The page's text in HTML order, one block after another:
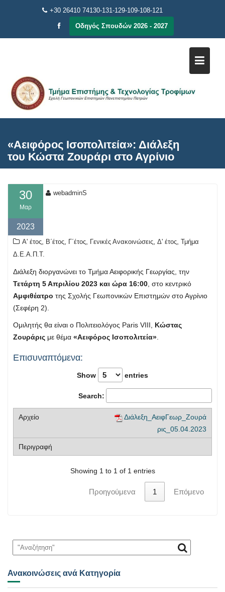
+30 26410 74130-131-129-109-108-121
Οδηγός Σπουδών 2026 - 2027
«Αειφόρος Ισοπολιτεία»: Διάλεξη
του Κώστα Ζουράρι στο Αγρίνιο
30
Μαρ
2023
webadminS
Α' έτος, Β΄έτος, Γ΄έτος, Γενικές Ανακοινώσεις, Δ' έτος, Τμήμα
Δ.Ε.Α.Π.Τ.
Διάλεξη διοργανώνει το Τμήμα Αειφορικής Γεωργίας, την
Τετάρτη 5 Απριλίου 2023 και ώρα 16:00, στο κεντρικό
Αμφιθέατρο της Σχολής Γεωπονικών Επιστημών στο Αγρίνιο
(Σεφέρη 2).
Ομιλητής θα είναι ο Πολιτειολόγος Paris VIII, Κώστας
Ζουράρις με θέμα «Αειφόρος Ισοπολιτεία».
Επισυναπτόμενα:
Show entries
Search:
Διάλεξη_ΑειφΓεωρ_Ζουρά
ρις_05.04.2023
Showing 1 to 1 of 1 entries
Προηγούμενα 1 Επόμενο
Ανακοινώσεις ανά Κατηγορία